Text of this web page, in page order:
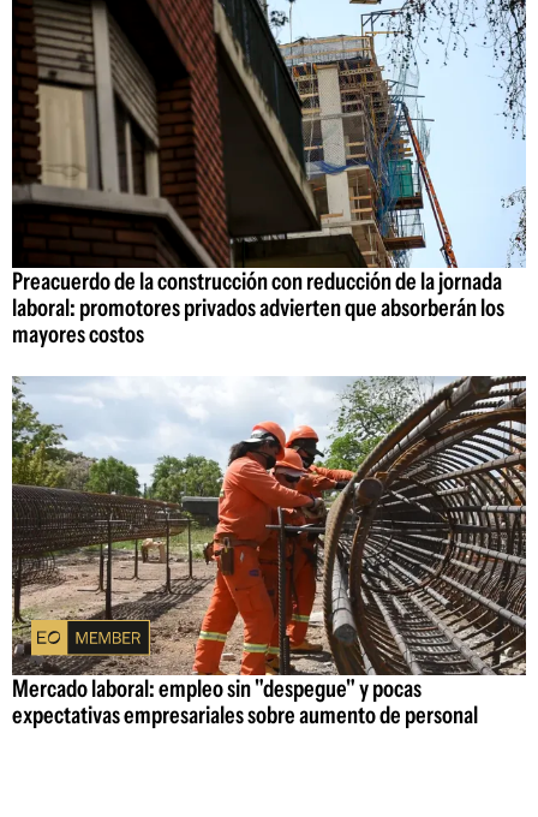
Preacuerdo de la construcción con reducción de la jornada
laboral: promotores privados advierten que absorberán los
mayores costos
Mercado laboral: empleo sin "despegue" y pocas
expectativas empresariales sobre aumento de personal